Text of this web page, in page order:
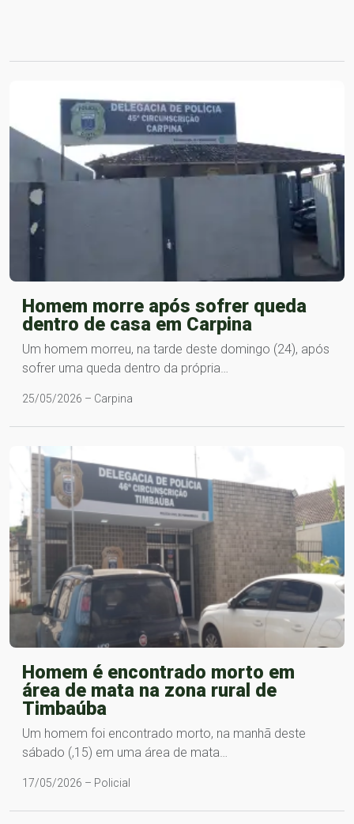
Homem morre após sofrer queda
dentro de casa em Carpina
Um homem morreu, na tarde deste domingo (24), após
sofrer uma queda dentro da própria…
25/05/2026 – Carpina
Homem é encontrado morto em
área de mata na zona rural de
Timbaúba
Um homem foi encontrado morto, na manhã deste
sábado (,15) em uma área de mata…
17/05/2026 – Policial